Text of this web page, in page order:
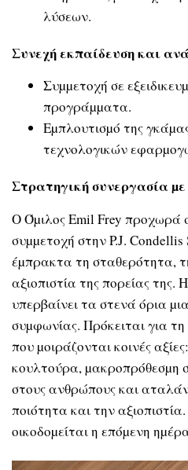
λύσεων.
Συνεχή εκπαίδευση και
Συµµετοχή σε
προγράµµατα.
Εµπλουτισµό της
τεχνολογικών
Στρατηγική συνεργασία
Ο Όµιλος Emil Frey προχωρά
συµµετοχή στην P.J.
έµπρακτα τη σταθερότητα,
αξιοπιστία της πορείας της.
υπερβαίνει τα στενά όρια
συµφωνίας. Πρόκειται για
που µοιράζονται κοινές
κουλτούρα, µακροπρόθεσµη
στους ανθρώπους και
ποιότητα και την
οικοδοµείται η επόµενη